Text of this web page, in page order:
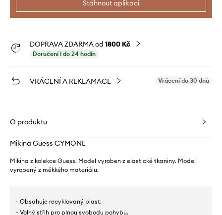
Stáhnout aplikaci
DOPRAVA ZDARMA od 1800 Kč
Doručení i do 24 hodin
VRÁCENÍ A REKLAMACE Vrácení do 30 dnů
O produktu
Mikina Guess CYMONE
Mikina z kolekce Guess. Model vyroben z elastické tkaniny. Model
vyrobený z měkkého materiálu.
- Obsahuje recyklovaný plast.
- Volný střih pro plnou svobodu pohybu.